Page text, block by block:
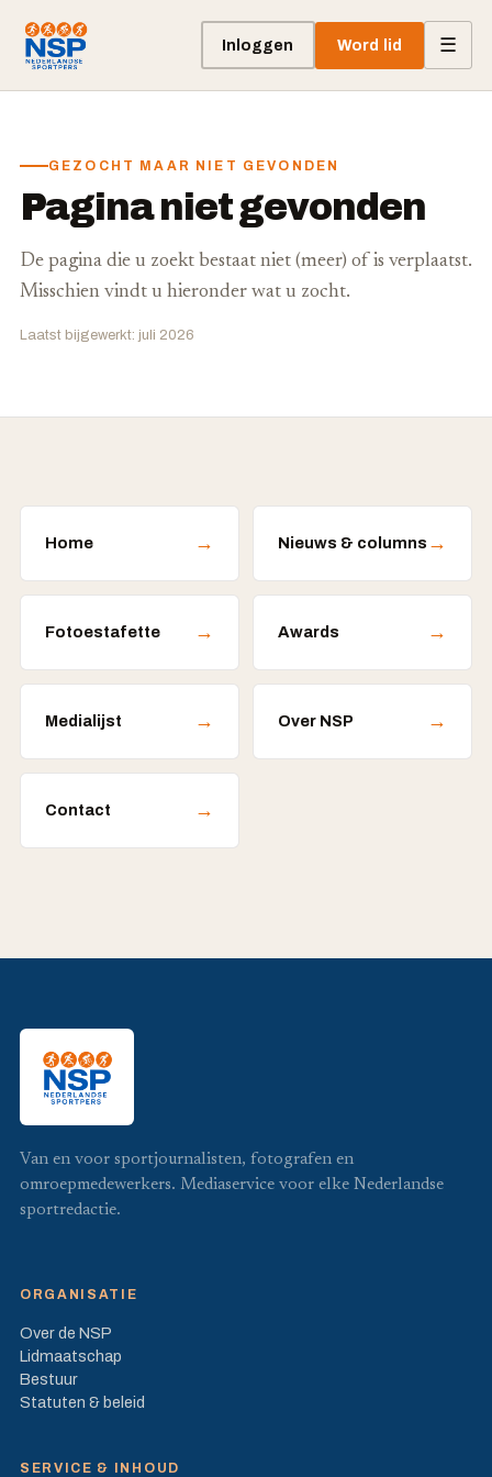
Inloggen Word lid ☰
GEZOCHT MAAR NIET GEVONDEN
Pagina niet gevonden
De pagina die u zoekt bestaat niet (meer) of is verplaatst.
Misschien vindt u hieronder wat u zocht.
Laatst bijgewerkt: juli 2026
Home → Nieuws & columns →
Fotoestafette → Awards →
Medialijst → Over NSP →
Contact →
Van en voor sportjournalisten, fotografen en
omroepmedewerkers. Mediaservice voor elke Nederlandse
sportredactie.
ORGANISATIE
Over de NSP
Lidmaatschap
Bestuur
Statuten & beleid
SERVICE & INHOUD